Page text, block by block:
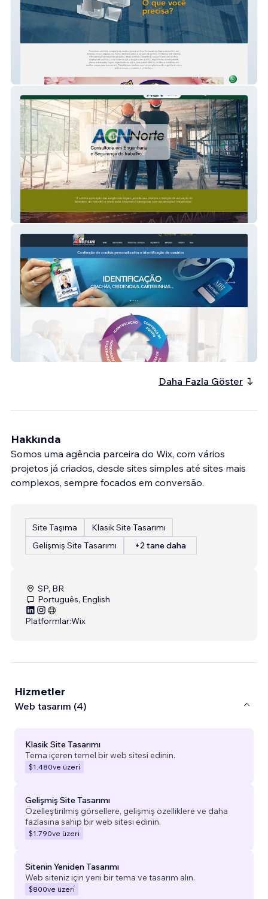
RCP Acrílicos
ACN Norte
Multicard Identificações
Daha Fazla Göster
Hakkında
Somos uma agência parceira do Wix, com vários
projetos já criados, desde sites simples até sites mais
complexos, sempre focados em conversão.
Site Taşıma
Klasik Site Tasarımı
Gelişmiş Site Tasarımı
+2 tane daha
SP, BR
Português, English
Platformlar:Wix
Hizmetler
Web tasarım (4)
Klasik Site Tasarımı
Tema içeren temel bir web sitesi edinin.
$1.480ve üzeri
Gelişmiş Site Tasarımı
Özelleştirilmiş görsellere, gelişmiş özelliklere ve daha
fazlasına sahip bir web sitesi edinin.
$1.790ve üzeri
Sitenin Yeniden Tasarımı
Web siteniz için yeni bir tema ve tasarım alın.
$800ve üzeri